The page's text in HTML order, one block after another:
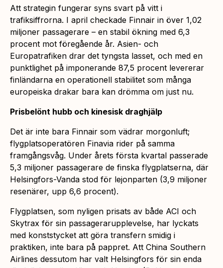
Att strategin fungerar syns svart på vitt i
trafiksiffrorna. I april checkade Finnair in över 1,02
miljoner passagerare – en stabil ökning med 6,3
procent mot föregående år. Asien- och
Europatrafiken drar det tyngsta lasset, och med en
punktlighet på imponerande 87,5 procent levererar
finländarna en operationell stabilitet som många
europeiska drakar bara kan drömma om just nu.
Prisbelönt hubb och kinesisk draghjälp
Det är inte bara Finnair som vädrar morgonluft;
flygplatsoperatören Finavia rider på samma
framgångsvåg. Under årets första kvartal passerade
5,3 miljoner passagerare de finska flygplatserna, där
Helsingfors-Vanda stod för lejonparten (3,9 miljoner
resenärer, upp 6,6 procent).
Flygplatsen, som nyligen prisats av både ACI och
Skytrax för sin passagerarupplevelse, har lyckats
med konststycket att göra transfern smidig i
praktiken, inte bara på pappret. Att China Southern
Airlines dessutom har valt Helsingfors för sin enda